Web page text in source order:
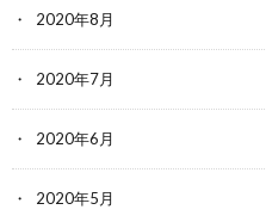
2020年8月
2020年7月
2020年6月
2020年5月